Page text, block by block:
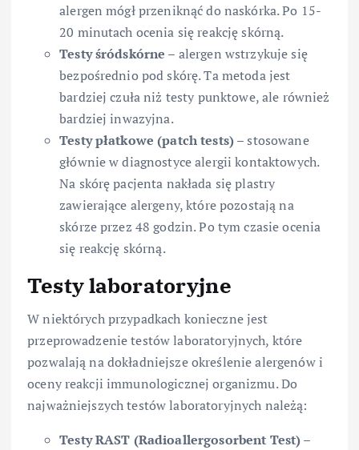
alergen mógł przeniknąć do naskórka. Po 15-
20 minutach ocenia się reakcję skórną.
Testy śródskórne – alergen wstrzykuje się
bezpośrednio pod skórę. Ta metoda jest
bardziej czuła niż testy punktowe, ale również
bardziej inwazyjna.
Testy płatkowe (patch tests)– stosowane
głównie w diagnostyce alergii kontaktowych.
Na skórę pacjenta nakłada się plastry
zawierające alergeny, które pozostają na
skórze przez 48 godzin. Po tym czasie ocenia
się reakcję skórną.
Testy laboratoryjne
W niektórych przypadkach konieczne jest
przeprowadzenie testów laboratoryjnych, które
pozwalają na dokładniejsze określenie alergenów i
oceny reakcji immunologicznej organizmu. Do
najważniejszych testów laboratoryjnych należą:
Testy RAST (Radioallergosorbent Test)–